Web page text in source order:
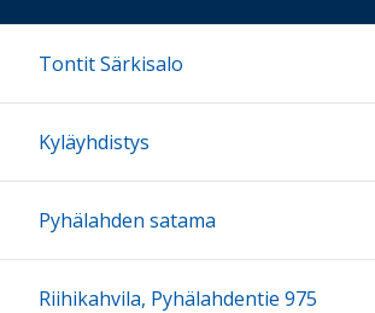
Tontit Särkisalo
Kyläyhdistys
Pyhälahden satama
Riihikahvila, Pyhälahdentie 975